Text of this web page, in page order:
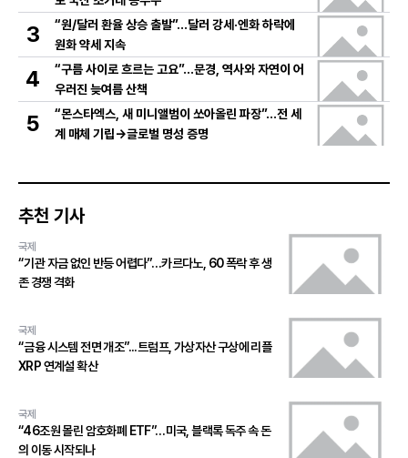
3
“원/달러 환율 상승 출발”…달러 강세·엔화 하락에
원화 약세 지속
4
“구름 사이로 흐르는 고요”…문경, 역사와 자연이 어
우러진 늦여름 산책
5
“몬스타엑스, 새 미니앨범이 쏘아올린 파장”…전 세
계 매체 기립→글로벌 명성 증명
추천 기사
국제
“기관 자금 없인 반등 어렵다”…카르다노, 60 폭락 후 생
존 경쟁 격화
국제
“금융 시스템 전면 개조”...트럼프, 가상자산 구상에 리플
XRP 연계설 확산
국제
“46조원 몰린 암호화폐 ETF”…미국, 블랙록 독주 속 돈
의 이동 시작되나